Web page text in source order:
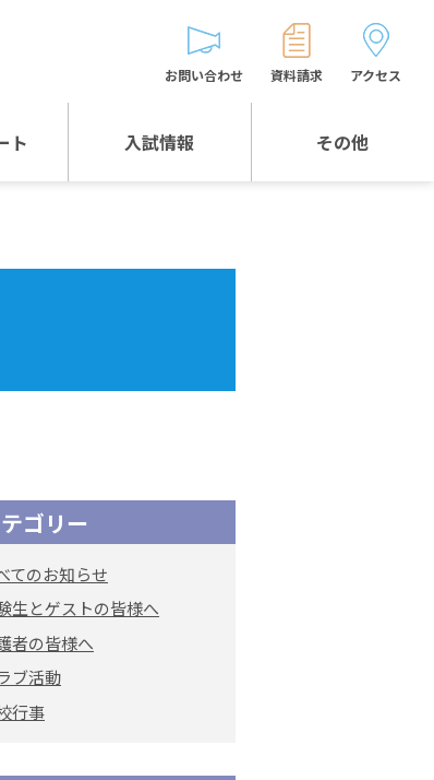
ト 入試情報 その他
お問い合わせ 資料請求 アクセス
ゴリー
てのお知らせ
生とゲストの皆様へ
者の皆様へ
ブ活動
行事